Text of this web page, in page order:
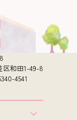
区和田1-49-8
4541